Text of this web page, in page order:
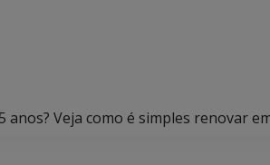
anos? Veja como é simples renovar